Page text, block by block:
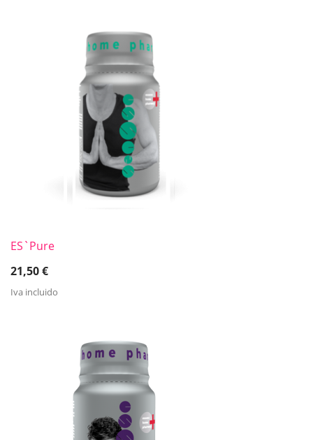
ES`Pure
21,50€
Iva incluido